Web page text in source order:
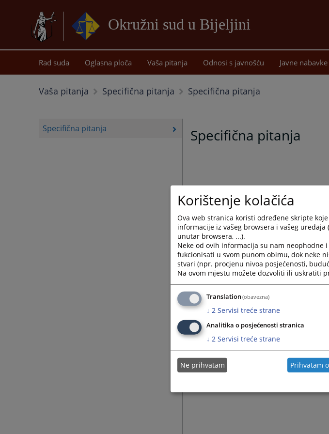
Okružni sud u Bijeljini
sadržaj
Rad suda Oglasna ploča Vaša pitanja Odnosi s javnošću Javne nabavke
Vaša pitanja Specifična pitanja Specifična pitanja
Specifična pitanja Specifična pitanja
Korištenje kolačića
Ova web stranica koristi određene skripte
informacije iz vašeg browsera i vašeg
unutar browsera, ...).
Neke od ovih informacija su nam neophodne
fukcionisati u svom punom obimu, dok neke
stvari (npr. procjenu nivoa posjećenosti,
Na ovom mjestu možete dozvoliti ili uskratiti
Translation(obavezna)
↓ 2 Servisi treće strane
Analitika o posjećenosti stranica
↓ 2 Servisi treće strane
Ne prihvatam Prihvatam